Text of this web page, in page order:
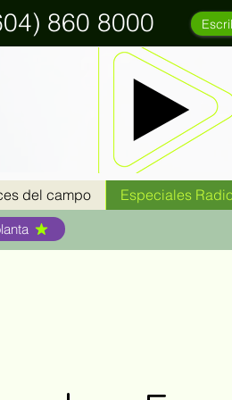
860 8000
del campo Especiales